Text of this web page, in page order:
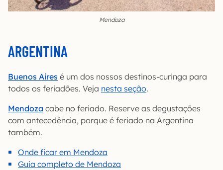
Mendoza
ARGENTINA
Buenos Aires é um dos nossos destinos-curinga para
todos os feriadões. Veja nesta seção.
Mendoza cabe no feriado. Reserve as degustações
com antecedência, porque é feriado na Argentina
também.
Onde ficar em Mendoza
Guia completo de Mendoza